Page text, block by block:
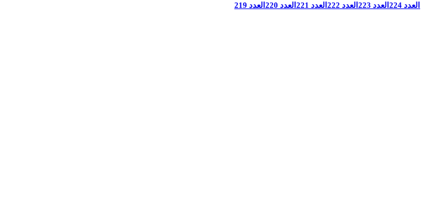
العدد 224 العدد 223 العدد 222 العدد 221 العدد 220 العدد 219